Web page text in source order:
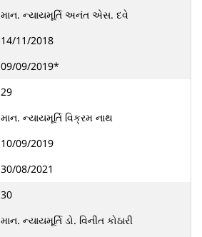
માન. ન્યાયમૂર્તિ અનંત એસ. દવે
14/11/2018
09/09/2019*
29
માન. ન્યાયમૂર્તિ વિક્રમ નાથ
10/09/2019
30/08/2021
30
માન. ન્યાયમૂર્તિ ડો. વિનીત કોઠારી